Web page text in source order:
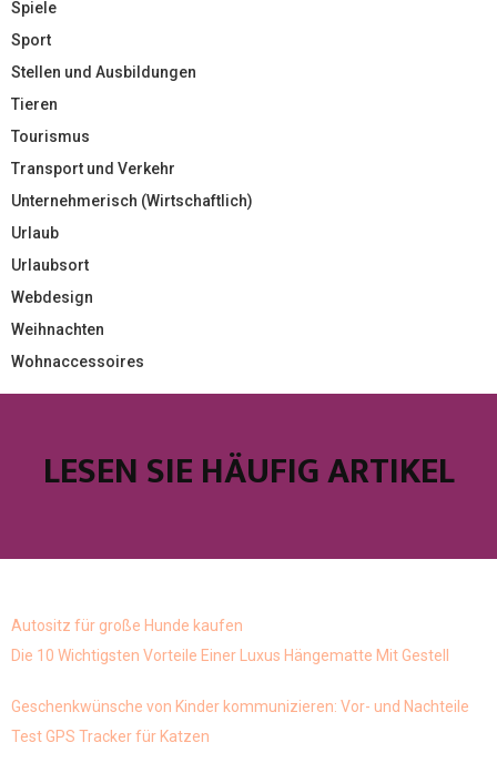
Spiele
Sport
Stellen und Ausbildungen
Tieren
Tourismus
Transport und Verkehr
Unternehmerisch (Wirtschaftlich)
Urlaub
Urlaubsort
Webdesign
Weihnachten
Wohnaccessoires
LESEN SIE HÄUFIG ARTIKEL
Autositz für große Hunde kaufen
Die 10 Wichtigsten Vorteile Einer Luxus Hängematte Mit Gestell
Geschenkwünsche von Kinder kommunizieren: Vor- und Nachteile
Test GPS Tracker für Katzen